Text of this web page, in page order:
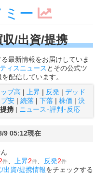
ー
/出資/提携
最新情報をお届けしていま
ィスニュース とその公式ツ
配信しています。
プ高 | 上昇 | 反発 | デッド
安 | 続落 | 下落 | 株価 | 決
携 | ニュース･評判･反応
9 05:12現在
件 上昇2件 反発2件
/出資/提携情報をチェックする